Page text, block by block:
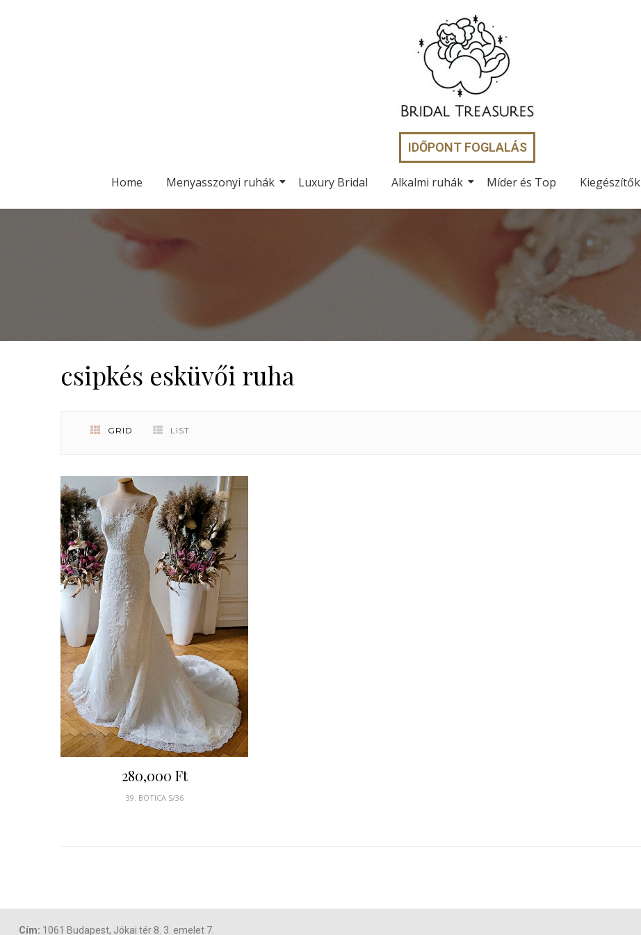
IDŐPONT FOGLALÁS
Home Menyasszonyi ruhák Luxury Bridal Alkalmi ruhák Míder és Top Kiegészítők
csipkés esküvői ruha
GRID LIST
39. BOTICA S/36
280,000 Ft
Cím: 1061 Budapest, Jókai tér 8. 3. emelet 7.